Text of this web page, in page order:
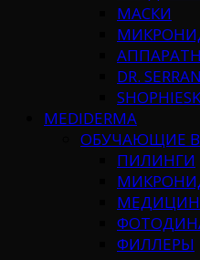
МАСКИ
DR.
MEDIDERMA
ОБУЧАЮЩИЕ
ПИЛИНГИ
ФИЛЛЕРЫ